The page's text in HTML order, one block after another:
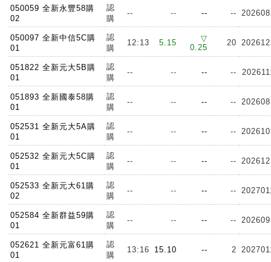
050059 全新永豐58購
02
認
購
-- -- -- --
050097 全新中信5C購
01
認
購
12:13 5.15
▽
0.25
20
051822 全新元大5B購
01
認
購
-- -- -- --
051893 全新國泰58購
01
認
購
-- -- -- --
052531 全新元大5A購
01
認
購
-- -- -- --
052532 全新元大5C購
01
認
購
-- -- -- --
052533 全新元大61購
02
認
購
-- -- -- --
052584 全新群益59購
01
認
購
-- -- -- --
052621 全新元富61購
01
認
購
13:16 15.10 -- 2